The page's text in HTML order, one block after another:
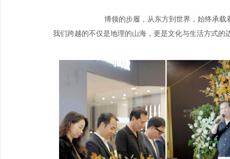
博领的步履，从东方到世界，始终承载
我们跨越的不仅是地理的山海，更是文化与生活方式